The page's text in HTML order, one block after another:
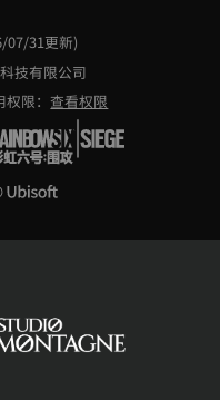
07/31更新)
技有限公司
限： 查看权限